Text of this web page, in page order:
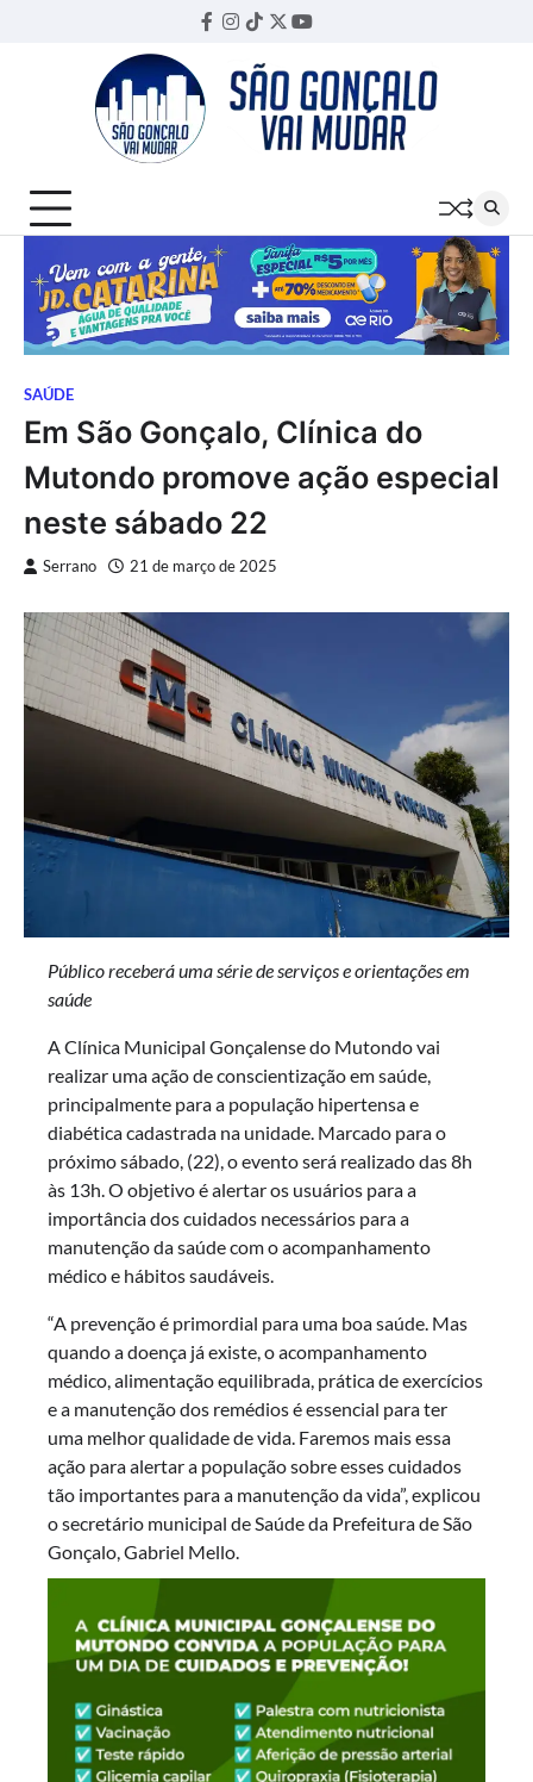
Facebook
Instagram
TikTok
TwitterYouTube
SAÚDE
Em São Gonçalo, Clínica do
Mutondo promove ação especial
neste sábado 22
Serrano 21 de março de 2025
Público receberá uma série de serviços e orientações em
saúde
A Clínica Municipal Gonçalense do Mutondo vai
realizar uma ação de conscientização em saúde,
principalmente para a população hipertensa e
diabética cadastrada na unidade. Marcado para o
próximo sábado, (22), o evento será realizado das 8h
às 13h. O objetivo é alertar os usuários para a
importância dos cuidados necessários para a
manutenção da saúde com o acompanhamento
médico e hábitos saudáveis.
“A prevenção é primordial para uma boa saúde. Mas
quando a doença já existe, o acompanhamento
médico, alimentação equilibrada, prática de exercícios
e a manutenção dos remédios é essencial para ter
uma melhor qualidade de vida. Faremos mais essa
ação para alertar a população sobre esses cuidados
tão importantes para a manutenção da vida”, explicou
o secretário municipal de Saúde da Prefeitura de São
Gonçalo, Gabriel Mello.